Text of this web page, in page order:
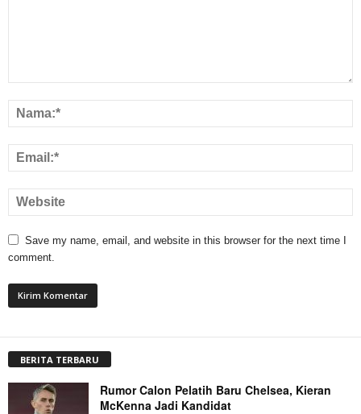
Save my name, email, and website in this browser for the next time I
comment.
BERITA TERBARU
Rumor Calon Pelatih Baru Chelsea, Kieran
McKenna Jadi Kandidat